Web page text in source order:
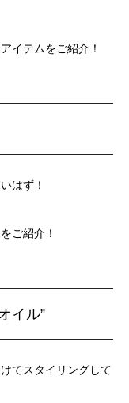
イテムをご紹介！
はず！
ご紹介！
イル”
てスタイリングして